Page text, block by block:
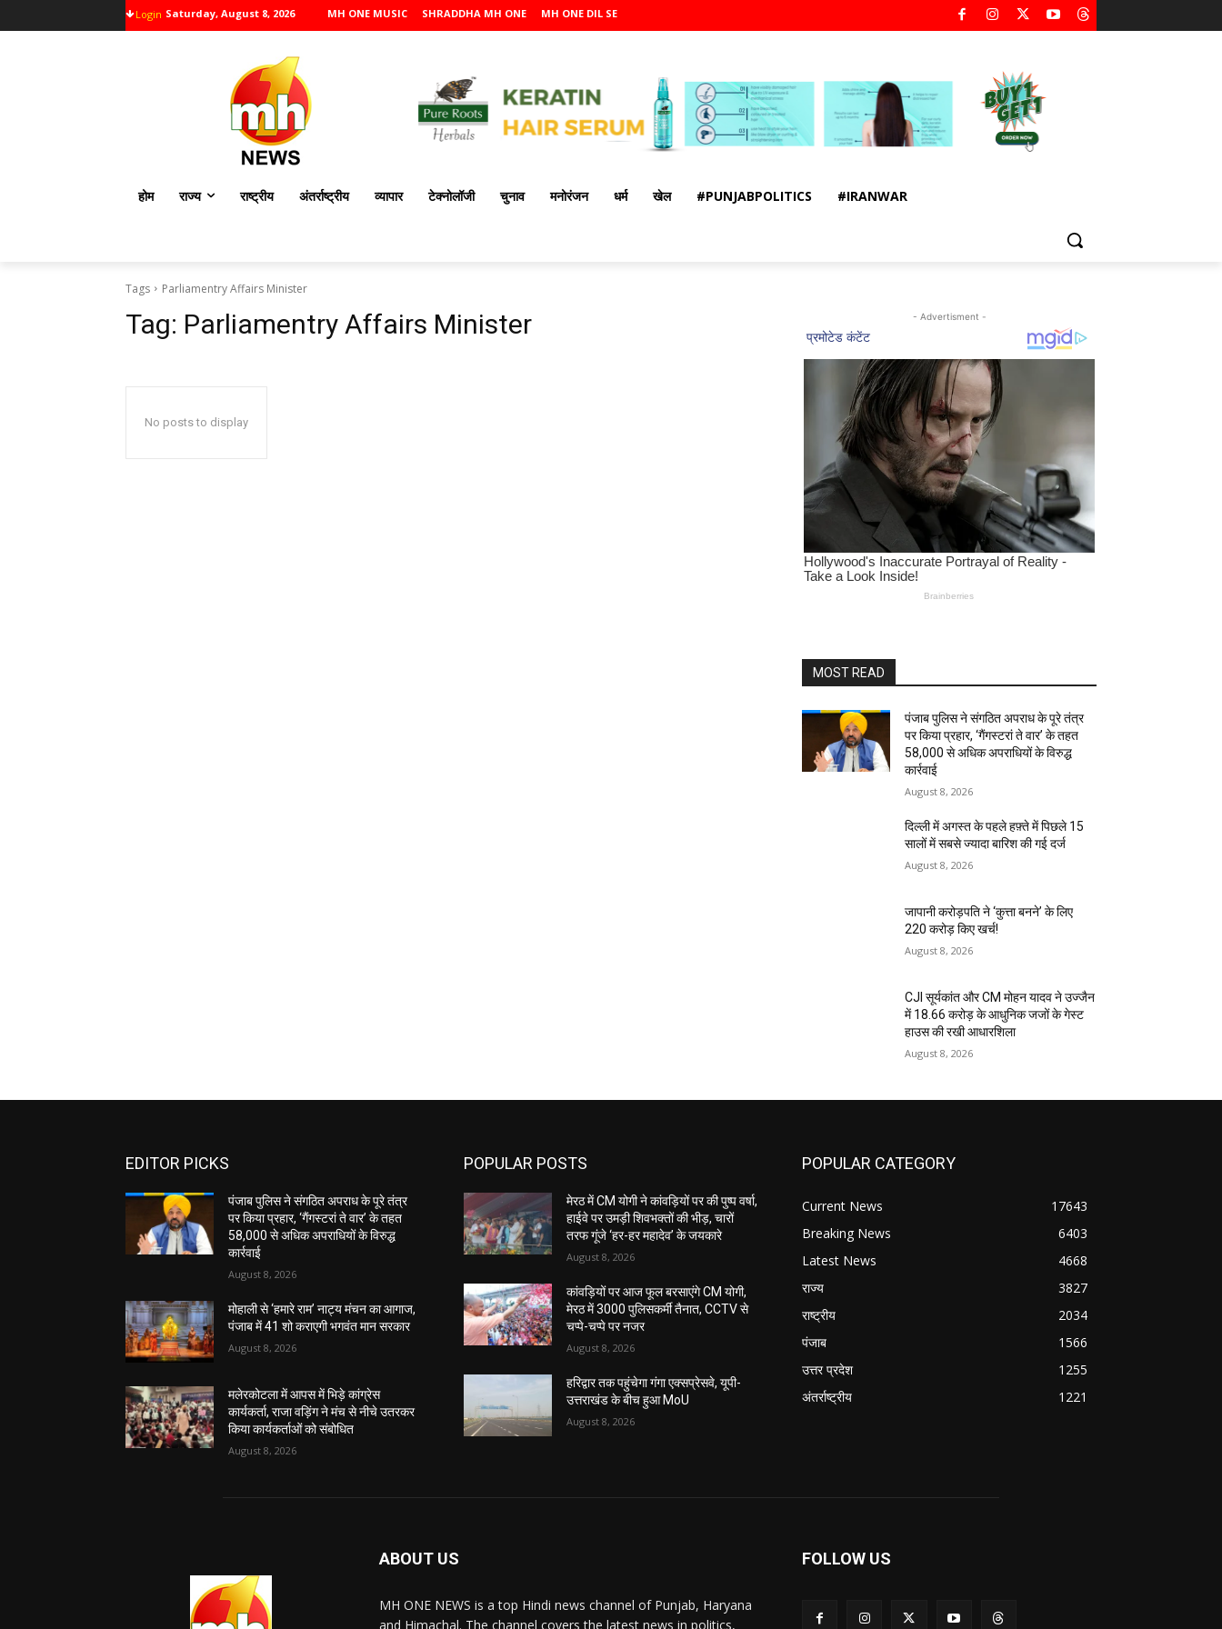
Login Saturday, August 8, 2026 MH ONE MUSIC SHRADDHA MH ONE MH ONE DIL SE
होम राज्य राष्ट्रीय अंतर्राष्ट्रीय व्यापार टेक्नोलॉजी चुनाव मनोरंजन धर्म खेल #PUNJABPOLITICS #IRANWAR
Tags Parliamentry Affairs Minister
Tag: Parliamentry Affairs Minister
No posts to display
- Advertisment -
MOST READ
पंजाब पुलिस ने संगठित अपराध के पूरे तंत्र
पर किया प्रहार, ‘गैंगस्टरां ते वार’ के तहत
58,000 से अधिक अपराधियों के विरुद्ध
कार्रवाई
August 8, 2026
दिल्ली में अगस्त के पहले हफ़्ते में पिछले 15
सालों में सबसे ज्यादा बारिश की गई दर्ज
August 8, 2026
जापानी करोड़पति ने ‘कुत्ता बनने’ के लिए
₹220 करोड़ किए खर्च!
August 8, 2026
CJI सूर्यकांत और CM मोहन यादव ने उज्जैन
में ₹18.66 करोड़ के आधुनिक जजों के गेस्ट
हाउस की रखी आधारशिला
August 8, 2026
EDITOR PICKS
पंजाब पुलिस ने संगठित अपराध के पूरे तंत्र
पर किया प्रहार, ‘गैंगस्टरां ते वार’ के तहत
58,000 से अधिक अपराधियों के विरुद्ध
कार्रवाई
August 8, 2026
मोहाली से ‘हमारे राम’ नाट्य मंचन का आगाज,
पंजाब में 41 शो कराएगी भगवंत मान सरकार
August 8, 2026
मलेरकोटला में आपस में भिड़े कांग्रेस
कार्यकर्ता, राजा वड़िंग ने मंच से नीचे उतरकर
किया कार्यकर्ताओं को संबोधित
August 8, 2026
POPULAR POSTS
मेरठ में CM योगी ने कांवड़ियों पर की पुष्प वर्षा,
हाईवे पर उमड़ी शिवभक्तों की भीड़, चारों
तरफ गूंजे ‘हर-हर महादेव’ के जयकारे
August 8, 2026
कांवड़ियों पर आज फूल बरसाएंगे CM योगी,
मेरठ में 3000 पुलिसकर्मी तैनात, CCTV से
चप्पे-चप्पे पर नजर
August 8, 2026
हरिद्वार तक पहुंचेगा गंगा एक्सप्रेसवे, यूपी-
उत्तराखंड के बीच हुआ MoU
August 8, 2026
POPULAR CATEGORY
Current News
17643
Breaking News
6403
Latest News
4668
राज्य
3827
राष्ट्रीय
2034
पंजाब
1566
उत्तर प्रदेश
1255
अंतर्राष्ट्रीय
1221
ABOUT US
MH ONE NEWS is a top Hindi news channel of Punjab, Haryana
and Himachal. The channel covers the latest news in politics,
FOLLOW US